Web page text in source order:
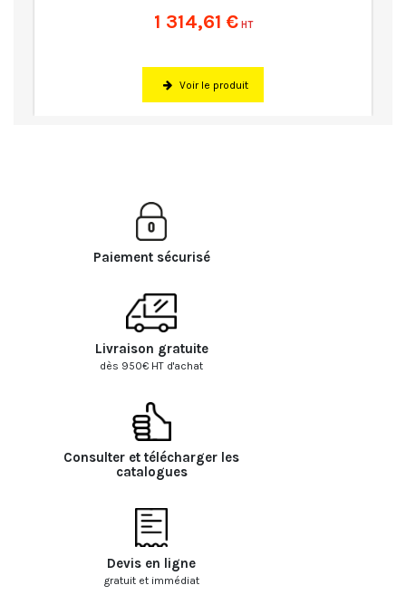
1 314,61 € HT
Voir le produit
Paiement sécurisé
Livraison gratuite
dès 950€ HT d'achat
Consulter et télécharger les
catalogues
Devis en ligne
gratuit et immédiat